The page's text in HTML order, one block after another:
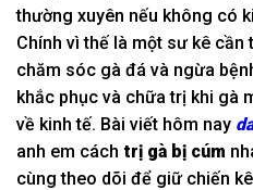
thường xuyên nếu không có
Chính vì thế là một sư kê
chăm sóc gà đá và ngừa
khắc phục và chữa trị khi gà
về kinh tế. Bài viết hôm nay
anh em cách trị gà bị cúm
cùng theo dõi để giữ chiến